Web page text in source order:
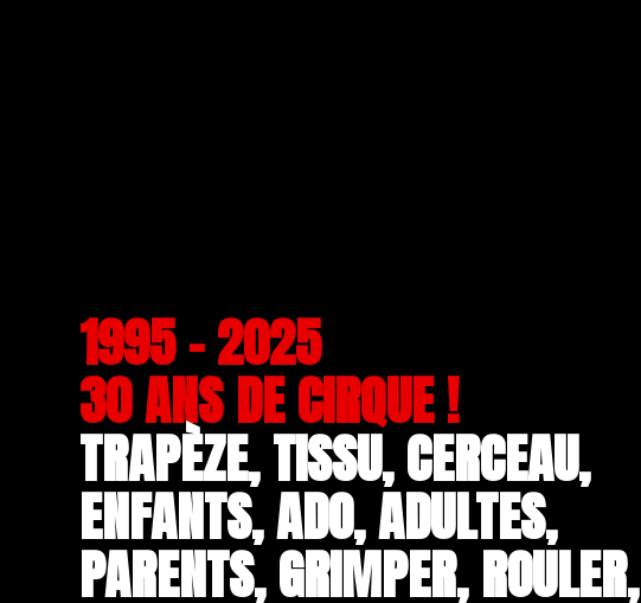
1995 - 2025
30 ANS DE CIRQUE !
TRAPÈZE, TISSU, CERCEAU,
ENFANTS, ADO, ADULTES,
PARENTS, GRIMPER, ROULER,